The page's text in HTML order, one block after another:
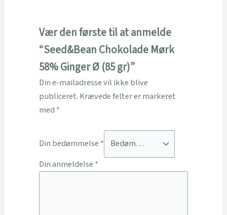
Vær den første til at anmelde
“Seed&Bean Chokolade Mørk
58% Ginger Ø (85 gr)”
Din e-mailadresse vil ikke blive
publiceret. Krævede felter er markeret
med *
Din bedømmelse *
Din anmeldelse *